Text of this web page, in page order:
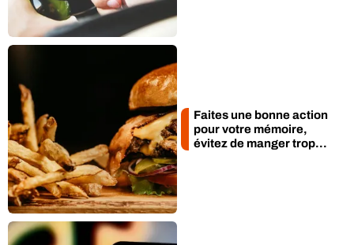
Faites une bonne action
pour votre mémoire,
évitez de manger trop...